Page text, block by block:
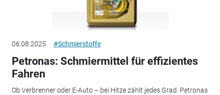
06.08.2025 #Schmierstoffe
Petronas: Schmiermittel für effizientes
Fahren
Ob Verbrenner oder E-Auto – bei Hitze zählt jedes Grad. Petronas